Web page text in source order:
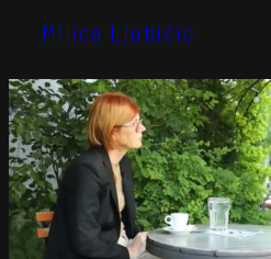
Milica Ljubičić